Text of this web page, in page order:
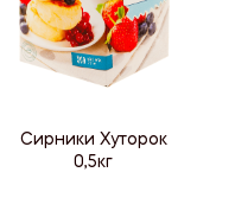
Сирники Хуторок
0,5кг